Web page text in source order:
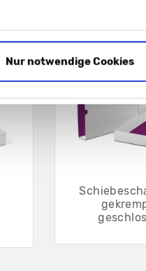
Nur notwendige Cookies